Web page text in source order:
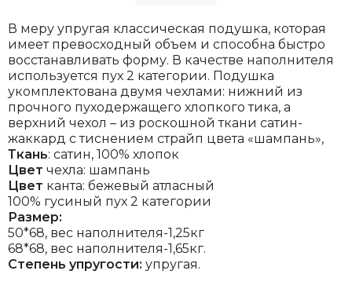
В меру упругая классическая подушка, которая
имеет превосходный объем и способна быстро
восстанавливать форму. В качестве наполнителя
используется пух 2 категории. Подушка
укомплектована двумя чехлами: нижний из
прочного пуходержащего хлопкого тика, а
верхний чехол – из роскошной ткани сатин-
жаккард с тиснением страйп цвета «шампань»,
Ткань: сатин, 100% хлопок
Цвет чехла: шампань
Цвет канта: бежевый атласный
100% гусиный пух 2 категории
Размер:
50*68, вес наполнителя-1,25кг
68*68, вес наполнителя-1,65кг.
Степень упругости: упругая.